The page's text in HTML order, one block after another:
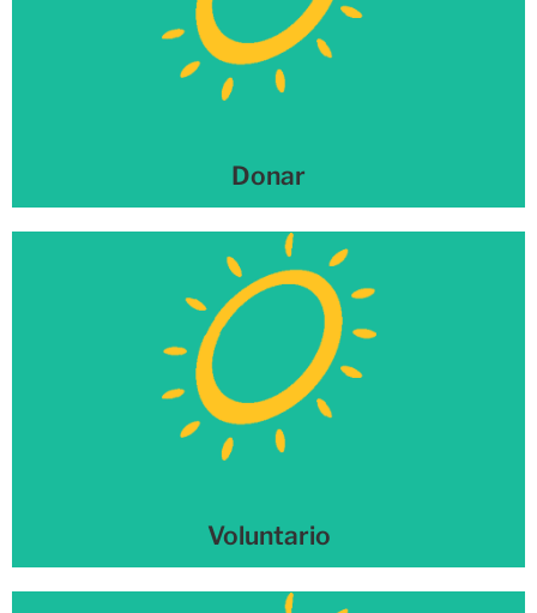
Donar
¡Descubre cómo hacer una donación a Haven!
Más información →
Voluntario
Voluntario
¡Descubre cómo hacer de voluntario en Haven!
Más información →